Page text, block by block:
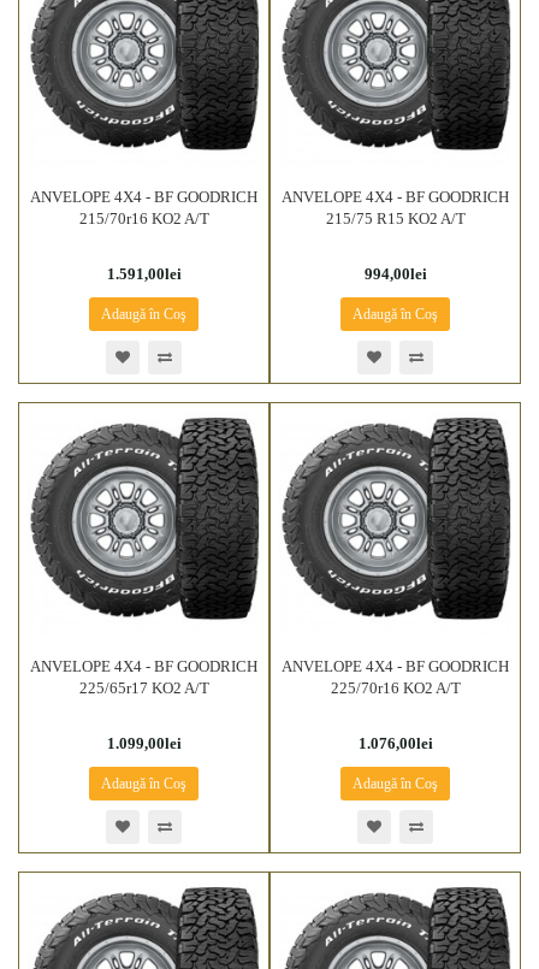
ANVELOPE 4X4 - BF GOODRICH
215/70r16 KO2 A/T
1.591,00lei
Adaugă în Coş
ANVELOPE 4X4 - BF GOODRICH
215/75 R15 KO2 A/T
994,00lei
Adaugă în Coş
ANVELOPE 4X4 - BF GOODRICH
225/65r17 KO2 A/T
1.099,00lei
Adaugă în Coş
ANVELOPE 4X4 - BF GOODRICH
225/70r16 KO2 A/T
1.076,00lei
Adaugă în Coş